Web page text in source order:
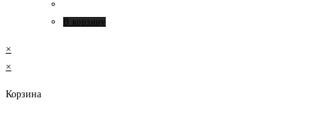
В корзину
×
×
Корзина